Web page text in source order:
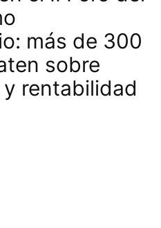
más de 300
sobre
rentabilidad